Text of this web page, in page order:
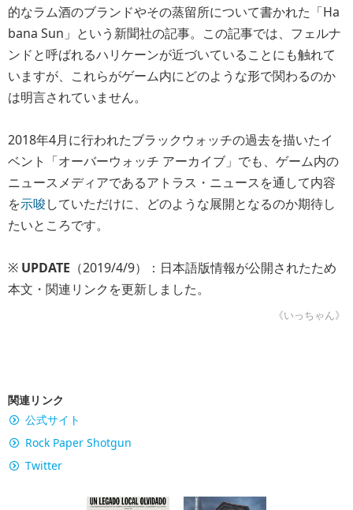
的なラム酒のブランドやその蒸留所について書かれた「Ha
bana Sun」という新聞社の記事。この記事では、フェルナ
ンドと呼ばれるハリケーンが近づいていることにも触れて
いますが、これらがゲーム内にどのような形で関わるのか
は明言されていません。
2018年4月に行われたブラックウォッチの過去を描いたイ
ベント「オーバーウォッチ アーカイブ」でも、ゲーム内の
ニュースメディアであるアトラス・ニュースを通して内容
を示唆していただけに、どのような展開となるのか期待し
たいところです。
※ UPDATE （2019/4/9）：日本語版情報が公開されたため
本文・関連リンクを更新しました。
《いっちゃん》
関連リンク
公式サイト
Rock Paper Shotgun
Twitter